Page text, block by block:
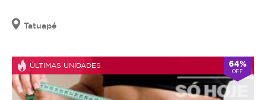
Tatuapé
ÚLTIMAS UNIDADES 64%
OFF